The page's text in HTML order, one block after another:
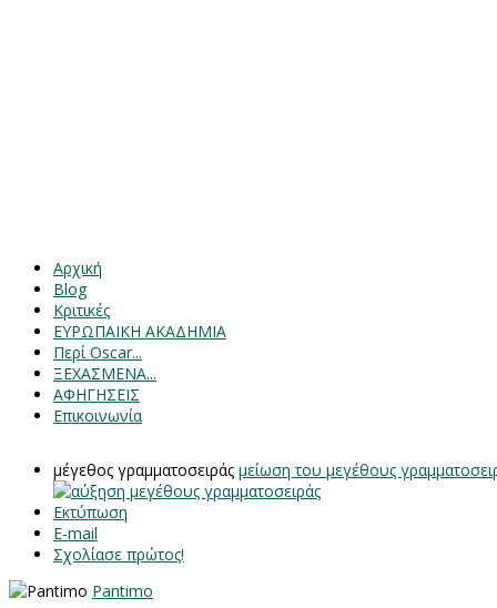
Αρχική
Blog
Κριτικές
ΕΥΡΩΠΑΙΚΗ ΑΚΑΔΗΜΙΑ
Περί Oscar...
ΞΕΧΑΣΜΕΝΑ...
ΑΦΗΓΗΣΕΙΣ
Επικοινωνία
μέγεθος γραμματοσειράς μείωση του μεγέθους
Εκτύπωση
E-mail
Σχολίασε πρώτος!
Pantimo